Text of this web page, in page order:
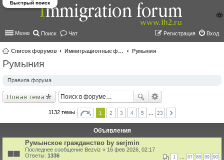
Меню Поиск Чат Вход
Регистрация
Список форумов Иммиграционные форумы | Immigration forums
Румыния
Быстрый поиск
Румыния
Правила форума
Новая тема
1132 темы 1 2 3 4 5 23
Объявления
Румынское гражданство by serjmin
Последнее сообщение Bezviz « 16 фев 2026, 02:17
Ответы: 1336 1 … 87 88 89 90